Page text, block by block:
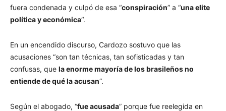
fuera condenada y culpó de esa “conspiración” a “una elite
política y económica“.
En un encendido discurso, Cardozo sostuvo que las
acusaciones “son tan técnicas, tan sofisticadas y tan
confusas, que la enorme mayoría de los brasileños no
entiende de qué la acusan“.
Según el abogado, “fue acusada” porque fue reelegida en